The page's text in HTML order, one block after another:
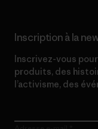
Inscription à la
Inscrivez-vous
produits, des
l’activisme, des